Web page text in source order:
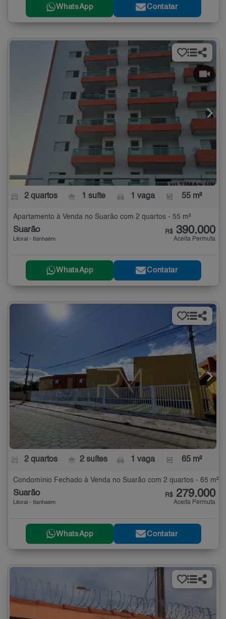
WhatsApp Contatar
2 quartos 1 suíte 1 vaga 55 m²
Apartamento à Venda no Suarão com 2 quartos - 55 m²
Suarão
Litoral - Itanhaém
R$ 390.000
Aceita Permuta
WhatsApp Contatar
2 quartos 2 suítes 1 vaga 65 m²
Condomínio Fechado à Venda no Suarão com 2 quartos - 65 m²
Suarão
Litoral - Itanhaém
R$ 279.000
Aceita Permuta
WhatsApp Contatar